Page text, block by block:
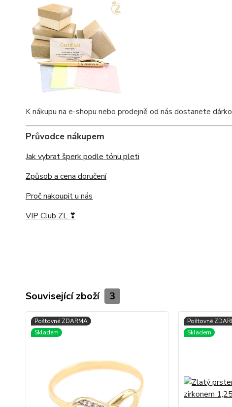
K nákupu na e-shopu nebo prodejně od nás dostanete
Průvodce nákupem
Jak vybrat šperk podle tónu pleti
Způsob a cena doručení
Proč nakoupit u nás
VIP Club ZL ❣
Související zboží 3